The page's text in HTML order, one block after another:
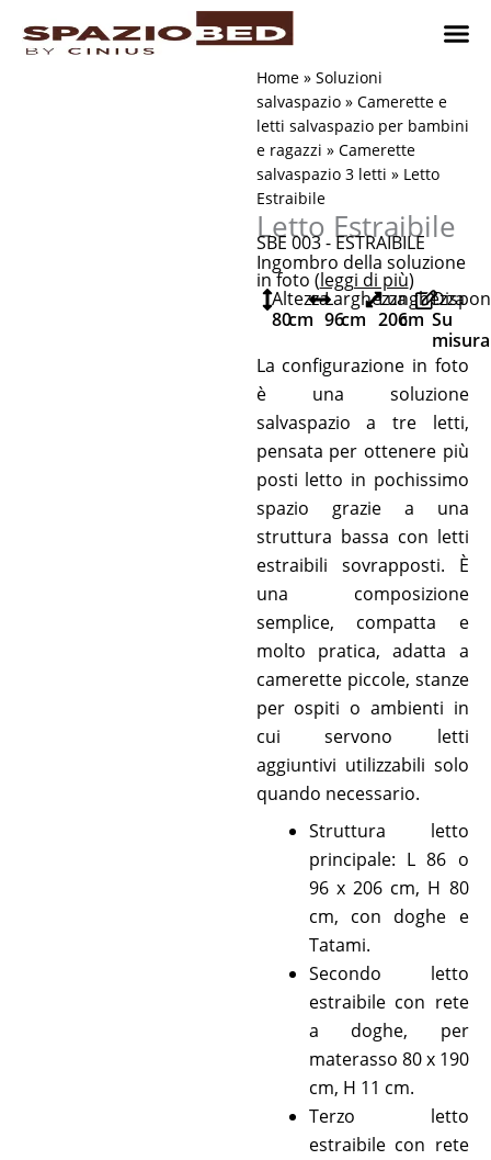
Home» Soluzioni
salvaspazio» Camerette e
letti salvaspazio per bambini
e ragazzi » Camerette
salvaspazio 3 letti » Letto
Estraibile
Letto Estraibile
SBE 003 - ESTRAIBILE
Ingombro della soluzione
in foto (leggi di più)
Altezza
80cm
Larghezza
96cm
Lunghezza
206cm Su
misura
La configurazione in foto
è una soluzione
salvaspazio a tre letti,
pensata per ottenere più
posti letto in pochissimo
spazio grazie a una
struttura bassa con letti
estraibili sovrapposti. È
una composizione
semplice, compatta e
molto pratica, adatta a
camerette piccole, stanze
per ospiti o ambienti in
cui servono letti
aggiuntivi utilizzabili solo
quando necessario.
Struttura letto
principale: L 86 o
96 x 206 cm, H 80
cm, con doghe e
Tatami.
Secondo letto
estraibile con rete
a doghe, per
materasso 80 x 190
cm, H 11 cm.
Terzo letto
estraibile con rete